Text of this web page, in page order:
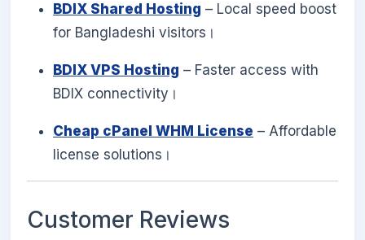
BDIX Shared Hosting – Local speed boost
for Bangladeshi visitors।
BDIX VPS Hosting – Faster access with
BDIX connectivity।
Cheap cPanel WHM License – Affordable
license solutions।
Customer Reviews